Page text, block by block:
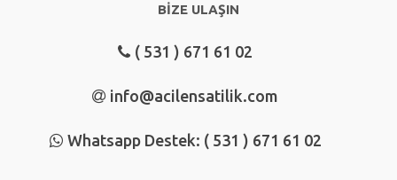
BİZE ULAŞIN
( 531 ) 671 61 02
info@acilensatilik.com
Whatsapp Destek: ( 531 ) 671 61 02